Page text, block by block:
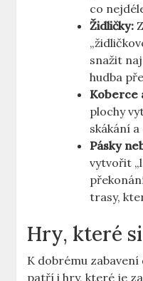
co
Židličky:
snažit
hudba
Koberce
plochy
skákání
Pásky
vytvořit
trasy,
Hry, které
K dobrému
patří i hry, které je